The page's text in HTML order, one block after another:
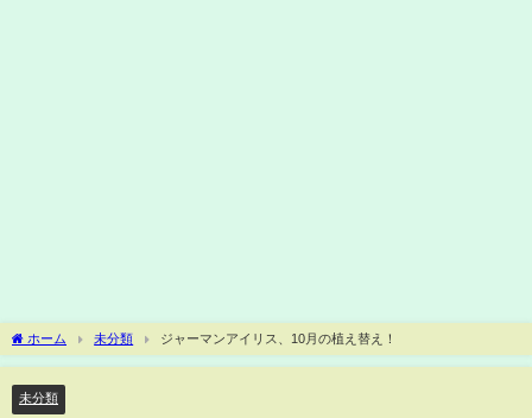
ホーム 未分類 ジャーマンアイリス、10月の植え替え！
未分類